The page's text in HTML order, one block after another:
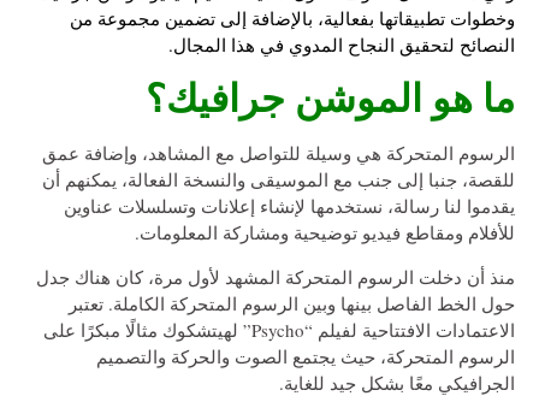
وخطوات تطبيقاتها بفعالية، بالإضافة إلى تضمين مجموعة من
النصائح لتحقيق النجاح المدوي في هذا المجال.
ما هو الموشن جرافيك؟
الرسوم المتحركة هي وسيلة للتواصل مع المشاهد، وإضافة عمق
للقصة، جنبا إلى جنب مع الموسيقى والنسخة الفعالة، يمكنهم أن
يقدموا لنا رسالة، نستخدمها لإنشاء إعلانات وتسلسلات عناوين
للأفلام ومقاطع فيديو توضيحية ومشاركة المعلومات.
منذ أن دخلت الرسوم المتحركة المشهد لأول مرة، كان هناك جدل
حول الخط الفاصل بينها وبين الرسوم المتحركة الكاملة. تعتبر
الاعتمادات الافتتاحية لفيلم “Psycho” لهيتشكوك مثالًا مبكرًا على
الرسوم المتحركة، حيث يجتمع الصوت والحركة والتصميم
الجرافيكي معًا بشكل جيد للغاية.